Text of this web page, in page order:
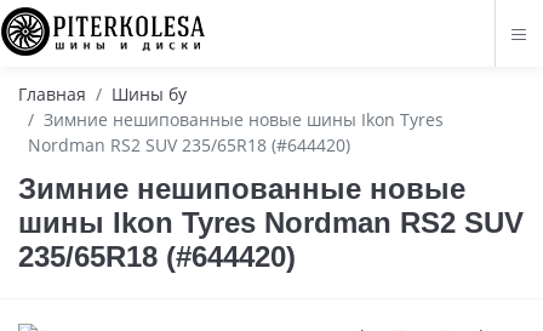
Главная
Шины бу
Зимние нешипованные новые шины Ikon Tyres
Nordman RS2 SUV 235/65R18 (#644420)
Зимние нешипованные новые
шины Ikon Tyres Nordman RS2 SUV
235/65R18 (#644420)